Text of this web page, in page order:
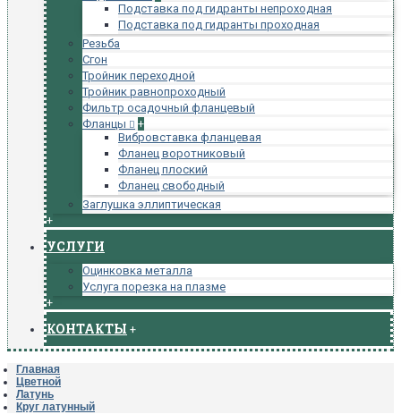
Подставка под гидранты непроходная
Подставка под гидранты проходная
Резьба
Сгон
Тройник переходной
Тройник равнопроходный
Фильтр осадочный фланцевый
Фланцы
+
Вибровставка фланцевая
Фланец воротниковый
Фланец плоский
Фланец свободный
Заглушка эллиптическая
+
УСЛУГИ
Оцинковка металла
Услуга порезка на плазме
+
КОНТАКТЫ +
Главная
Цветной
Латунь
Круг латунный